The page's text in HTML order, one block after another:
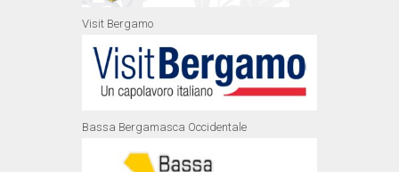
Visit Bergamo
Bassa Bergamasca Occidentale